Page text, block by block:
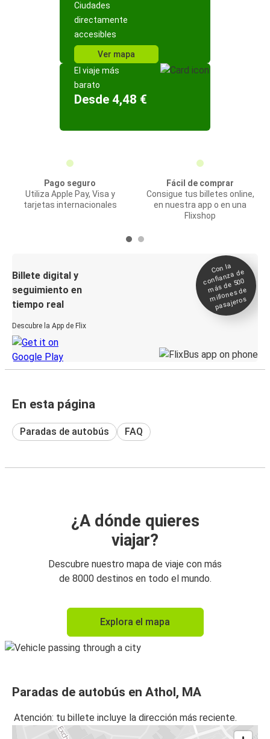
Ciudades
directamente
accesibles
Ver mapa
El viaje más
barato
Desde 4,48 €
Pago seguro
Utiliza Apple Pay, Visa y
tarjetas internacionales
Fácil de comprar
Consigue tus billetes online,
en nuestra app o en una
Flixshop
Billete digital y
seguimiento en
tiempo real
Descubre la App de Flix
Con la
confianza de
más de 500
millones de
pasajeros
En esta página
Paradas de autobús FAQ
¿A dónde quieres
viajar?
Descubre nuestro mapa de viaje con más
de 8000 destinos en todo el mundo.
Explora el mapa
Paradas de autobús en Athol, MA
Atención: tu billete incluye la dirección más reciente.